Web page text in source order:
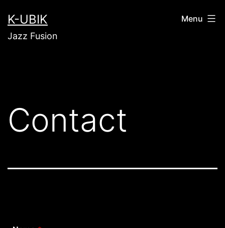
K-UBIK
Jazz Fusion
Menu
Contact